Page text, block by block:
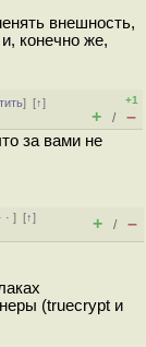
внешность,
конечно же,
][↑]
+1
+ / –
за вами не
·][↑]
+ / –
(truecrypt и